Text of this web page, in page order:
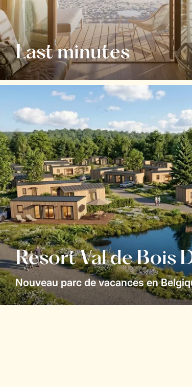
Last minutes
Resort Val de Bois
Nouveau parc de vacances en